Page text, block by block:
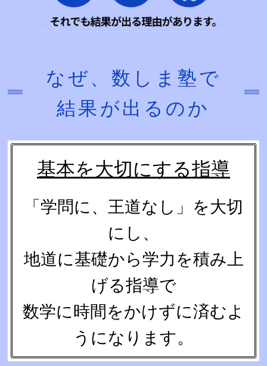
なぜ、数しま塾で
結果が出るのか
基本を大切にする指導
「学問に、王道なし」を大切
にし、
地道に基礎から学力を積み上
げる指導で
数学に時間をかけずに済むよ
うになります。